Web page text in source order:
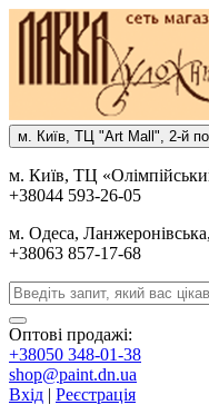
м. Киïв, ТЦ "Art Mall", 2-й
м. Киïв, ТЦ
+38044 593-26-05
м. Одеса,
+38063 857-17-68
Оптові продажі:
+38050 348-01-38
shop@paint.dn.ua
Вхід | Реєстрація